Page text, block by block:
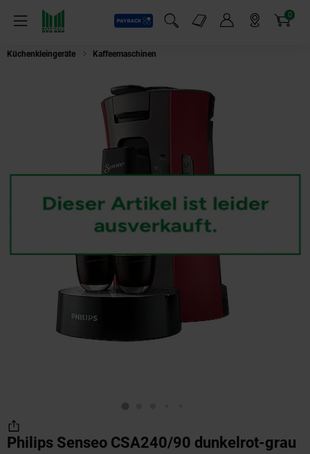
Menü
Payback
Suchfeld einblenden
Markt-Angebote 0
Artikel
Küchenkleingeräte Kaffeemaschinen
Philips Senseo CSA240/90 dunkelrot-grau